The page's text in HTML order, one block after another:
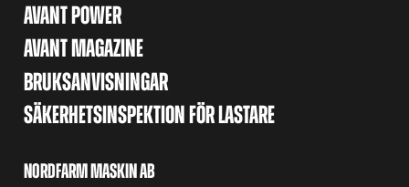
AVANT POWER
AVANT MAGAZINE
BRUKSANVISNINGAR
SÄKERHETSINSPEKTION FÖR LASTARE
NORDFARM MASKIN AB